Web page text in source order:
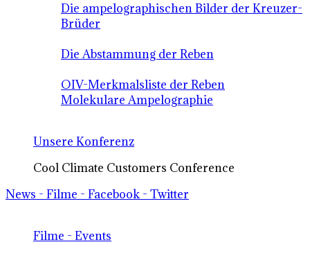
Die ampelographischen Bilder der Kreuzer-
Brüder
Die Abstammung der Reben
OIV-Merkmalsliste der Reben
Molekulare Ampelographie
Unsere Konferenz
Cool Climate Customers Conference
News - Filme - Facebook - Twitter
Filme - Events